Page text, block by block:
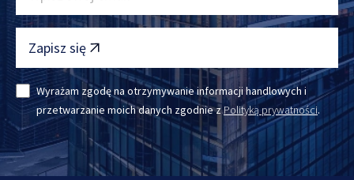
Wyrażam zgodę na otrzymywanie informacji handlowych i
przetwarzanie moich danych zgodnie zPolityką prywatności.
Zapisz się